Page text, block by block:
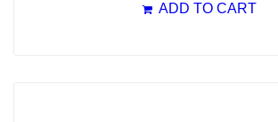
ADD TO CART